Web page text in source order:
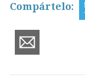
Compártelo: